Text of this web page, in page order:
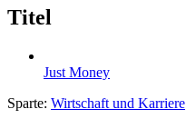
Titel
Just Money
Sparte: Wirtschaft und Karriere